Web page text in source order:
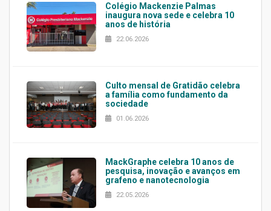
Colégio Mackenzie Palmas
inaugura nova sede e celebra 10
anos de história
22.06.2026
Culto mensal de Gratidão celebra
a família como fundamento da
sociedade
01.06.2026
MackGraphe celebra 10 anos de
pesquisa, inovação e avanços em
grafeno e nanotecnologia
22.05.2026